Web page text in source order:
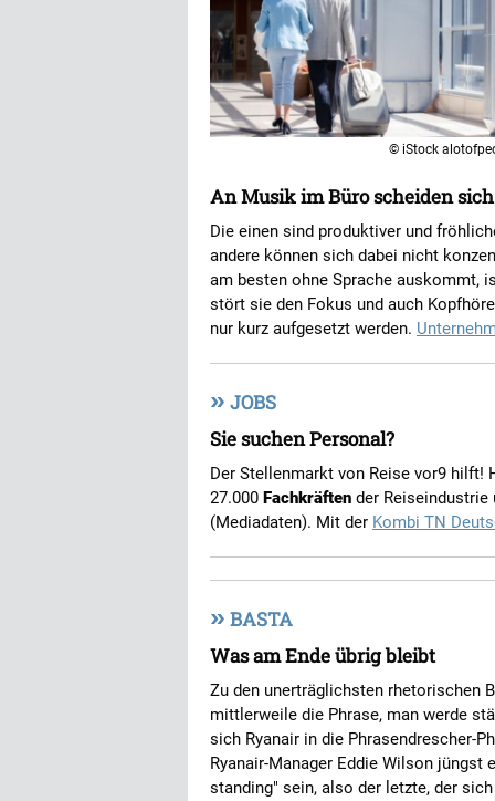
© iStock
An Musik im Büro scheiden
Die einen sind produktiver und
andere können sich dabei nicht
am besten ohne Sprache auskommt,
stört sie den Fokus und auch
nur kurz aufgesetzt werden.
» JOBS
Sie suchen Personal?
Der Stellenmarkt von Reise vor9 hilft!
27.000 Fachkräften der
(Mediadaten). Mit der Kombi TN
» BASTA
Was am Ende übrig bleibt
Zu den unerträglichsten rhetorischen
mittlerweile die Phrase, man werde
sich Ryanair in die Phrasendrescher-
Ryanair-Manager Eddie Wilson
standing" sein, also der letzte, der